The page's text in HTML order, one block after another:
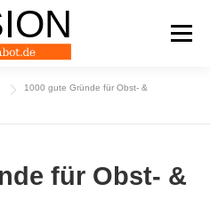
Menü
2022 ARCHIV
1000 gute Gründe für Obst- &
für Obst- &